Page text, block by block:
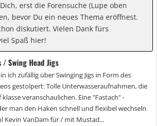
erst die Forensuche (Lupe oben
bevor Du ein neues Thema eröffnest.
diskutiert. Vielen Dank fürs
Spaß hier!
Swing Head Jigs
ich zufällig über Swinging Jigs in Form des
gestolpert: Tolle Unterwasseraufnahmen, die
veranschaulichen. Eine "Fastach" -
man den Haken schnell und flexibel wechseln
Kevin VanDam für / mit Mustad...